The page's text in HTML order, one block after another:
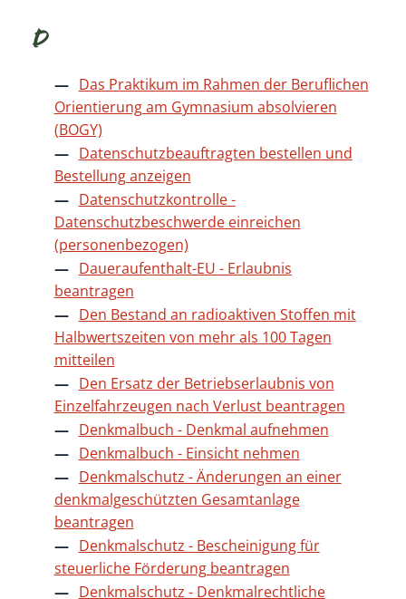
D
Das Praktikum im Rahmen der Beruflichen
Orientierung am Gymnasium absolvieren
(BOGY)
Datenschutzbeauftragten bestellen und
Bestellung anzeigen
Datenschutzkontrolle -
Datenschutzbeschwerde einreichen
(personenbezogen)
Daueraufenthalt-EU - Erlaubnis
beantragen
Den Bestand an radioaktiven Stoffen mit
Halbwertszeiten von mehr als 100 Tagen
mitteilen
Den Ersatz der Betriebserlaubnis von
Einzelfahrzeugen nach Verlust beantragen
Denkmalbuch - Denkmal aufnehmen
Denkmalbuch - Einsicht nehmen
Denkmalschutz - Änderungen an einer
denkmalgeschützten Gesamtanlage
beantragen
Denkmalschutz - Bescheinigung für
steuerliche Förderung beantragen
Denkmalschutz - Denkmalrechtliche